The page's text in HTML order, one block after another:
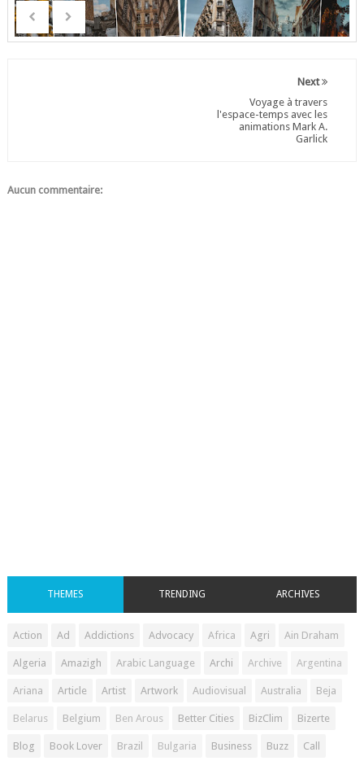
Next
Voyage à travers
l'espace-temps avec les
animations Mark A.
Garlick
Aucun commentaire:
THEMES TRENDING ARCHIVES
Action Ad Addictions Advocacy Africa Agri Ain Draham
Algeria Amazigh Arabic Language Archi Archive Argentina
Ariana Article Artist Artwork Audiovisual Australia Beja
Belarus Belgium Ben Arous Better Cities BizClim Bizerte
Blog Book Lover Brazil Bulgaria Business Buzz Call